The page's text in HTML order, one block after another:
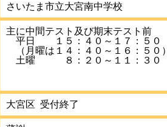
さいたま市立大宮南中学校
主に中間テスト及び期末テスト前
平日 １５：４０～１７：５０
（月曜は１４：４０～１６：５０）
土曜 ８：２０～１１：３０
大宮区 受付終了